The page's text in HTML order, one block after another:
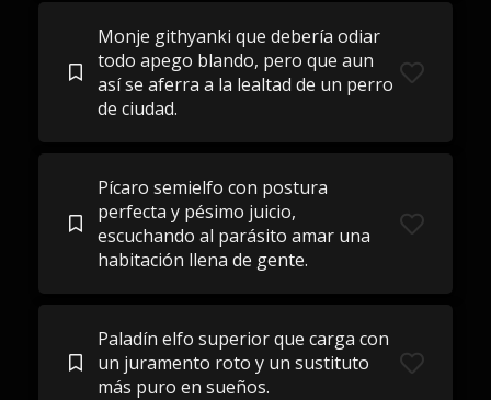
Monje githyanki que debería odiar
todo apego blando, pero que aun
así se aferra a la lealtad de un perro
de ciudad.
Pícaro semielfo con postura
perfecta y pésimo juicio,
escuchando al parásito amar una
habitación llena de gente.
Paladín elfo superior que carga con
un juramento roto y un sustituto
más puro en sueños.